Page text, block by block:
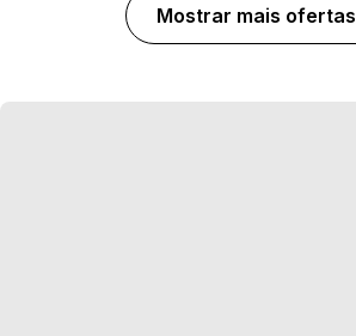
Mostrar mais ofertas